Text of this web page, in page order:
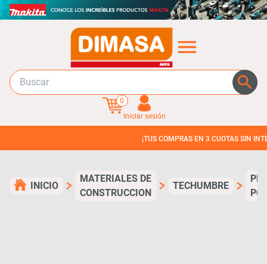
0
Iniciar sesión
¡TUS COMPRAS EN 3 CUOTAS SIN INTERES!
INICIO
MATERIALES DE
CONSTRUCCION
TECHUMBRE